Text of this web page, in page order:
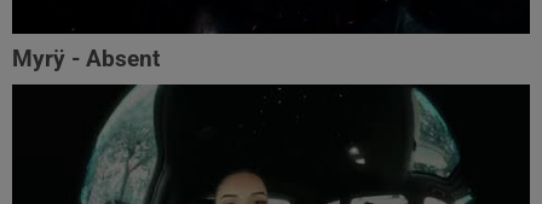
Myrÿ - Absent